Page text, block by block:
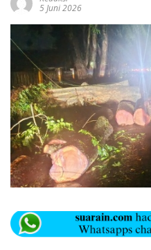
5 Juni 2026